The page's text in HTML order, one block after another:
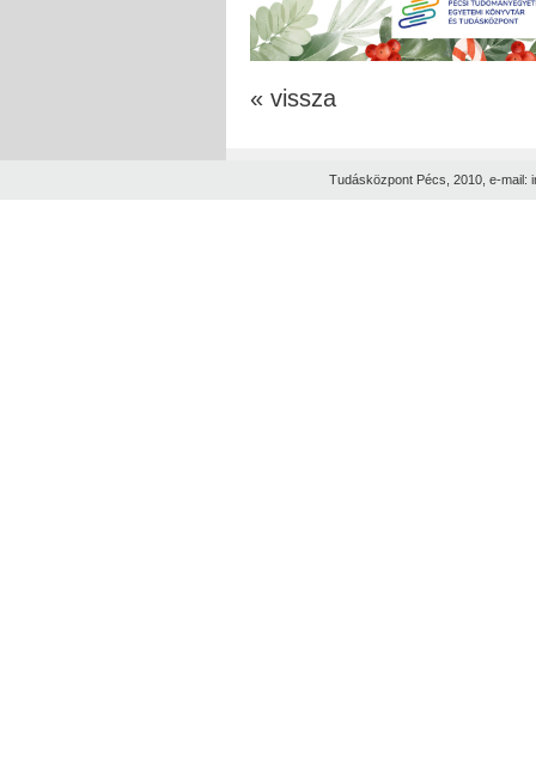
« vissza
Tudásközpont Pécs, 2010, e-mail: